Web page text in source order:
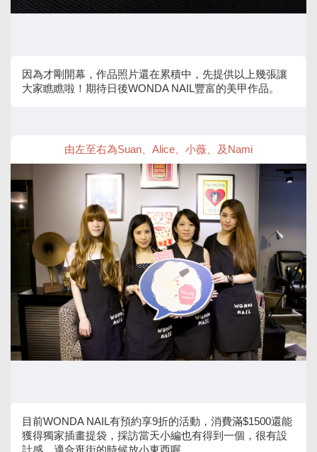
因為才剛開幕，作品照片還在累積中，先提供以上幾張讓
大家瞧瞧啦！期待日後WONDA NAIL豐富的美甲作品。
由左至右為Suan、Alice、小薇、及Nami
目前WONDA NAIL有預約享9折的活動，消費滿$1500還能
獲得獨家插畫提袋，採訪當天小編也有得到一個，很有設